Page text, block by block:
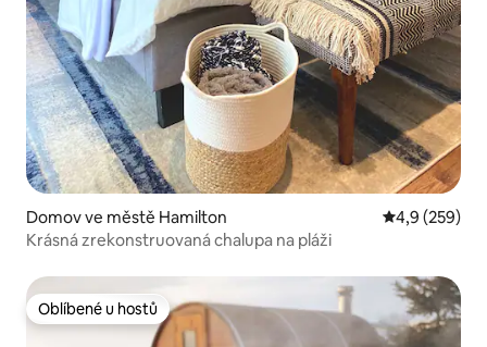
Domov ve městě Hamilton Průměrné
4,9 (259)
Krásná zrekonstruovaná chalupa na pláži
Oblíbené u hostů
Oblíbené u hostů